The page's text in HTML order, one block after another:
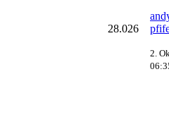
28.026
2.